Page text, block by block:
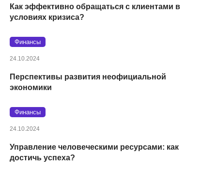
Как эффективно обращаться с клиентами в
условиях кризиса?
Финансы
24.10.2024
Перспективы развития неофициальной
экономики
Финансы
24.10.2024
Управление человеческими ресурсами: как
достичь успеха?